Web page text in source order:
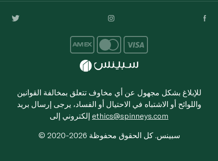
للإبلاغ بشكل مجهول عن أي مخاوف تتعلق بمخالفة القوانين
واللوائح أو الاشتباه في الاحتيال أو الفساد، يرجى إرسال بريد
ethics@spinneys.com
© 2020-2026 سبينس. كل الحقوق محفوظة